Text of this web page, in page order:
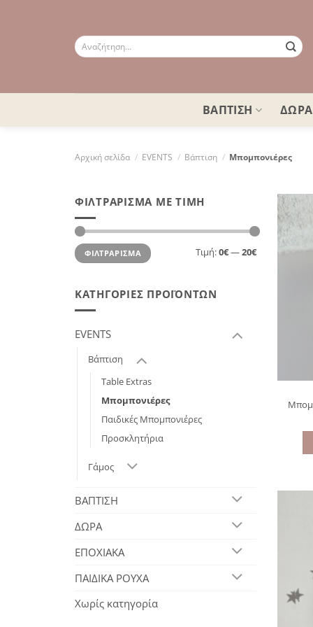
Αναζήτηση
για:
ΒΑΠΤΙΣΗ ΔΩΡΑ
Αρχική σελίδα / EVENTS / Βάπτιση / Μπομπονιέρες
ΦΙΛΤΡΆΡΙΣΜΑ ΜΕ ΤΙΜΉ
Ελάχιστη
τιμή
Μέγιστη
τιμήΦΙΛΤΡΆΡΙΣΜΑ Τιμή:0€—20€
ΚΑΤΗΓΟΡΊΕΣ ΠΡΟΪΌΝΤΩΝ
EVENTS
Βάπτιση
Table Extras
Μπομπονιέρες
Παιδικές Μπομπονιέρες
Προσκλητήρια
Γάμος
ΒΑΠΤΙΣΗ
ΔΩΡΑ
ΕΠΟΧΙΑΚΑ
ΠΑΙΔΙΚΑ ΡΟΥΧΑ
Χωρίς κατηγορία